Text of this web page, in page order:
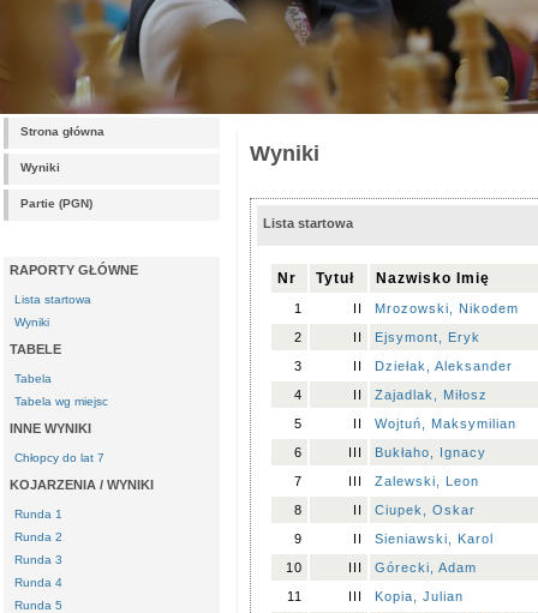
Strona główna
Wyniki
Partie (PGN)
RAPORTY GŁÓWNE
Lista startowa
Wyniki
TABELE
Tabela
Tabela wg miejsc
INNE WYNIKI
Chłopcy do lat 7
KOJARZENIA / WYNIKI
Runda 1
Runda 2
Runda 3
Runda 4
Runda 5
Wyniki
Lista startowa
Nr Tytuł Nazwisko Imię
1 II
Mrozowski, Nikodem
2
II
Ejsymont, Eryk
3
II
Dziełak, Aleksander
4
II
Zajadlak, Miłosz
5
II
Wojtuń, Maksymilian
6
III
Bukłaho, Ignacy
7
III
Zalewski, Leon
8
II
Ciupek, Oskar
9
II
Sieniawski, Karol
10
III
Górecki, Adam
11
III
Kopia, Julian